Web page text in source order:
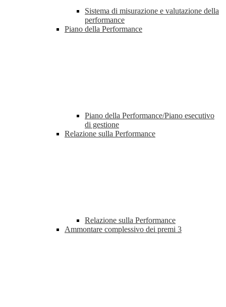
Sistema di misurazione e valutazione della
performance
Piano della Performance
Piano della Performance/Piano esecutivo
di gestione
Relazione sulla Performance
Relazione sulla Performance
Ammontare complessivo dei premi 3